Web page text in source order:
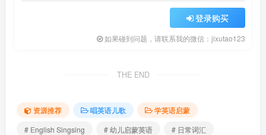
登录购买
如果碰到问题，请联系我的微信：jixutao123
THE END
资源推荐 唱英语儿歌
学英语启蒙
# English Singsing
# 幼儿启蒙英语
# 日常词汇